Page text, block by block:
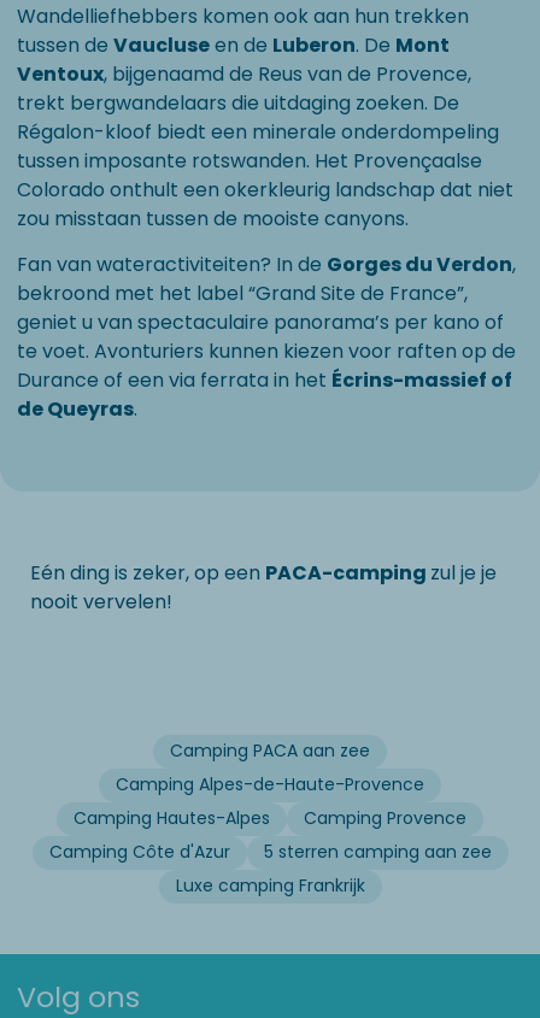
Wandelliefhebbers komen ook aan hun trekken
tussen de Vaucluseen de Luberon. De Mont
Ventoux, bijgenaamd de Reus van de Provence,
trekt bergwandelaars die uitdaging zoeken. De
Régalon-kloof biedt een minerale onderdompeling
tussen imposante rotswanden. Het Provençaalse
Colorado onthult een okerkleurig landschap dat niet
zou misstaan tussen de mooiste canyons.
Fan van wateractiviteiten? In de Gorges du Verdon,
bekroond met het label “Grand Site de France”,
geniet u van spectaculaire panorama’s per kano of
te voet. Avonturiers kunnen kiezen voor raften op de
Durance of een via ferrata in het Écrins-massief of
de Queyras.
Eén ding is zeker, op een PACA-camping zul je je
nooit vervelen!
Camping PACA aan zee
Camping Alpes-de-Haute-Provence
Camping Hautes-Alpes
Camping Provence
Camping Côte d'Azur
5 sterren camping aan zee
Luxe camping Frankrijk
Volg ons